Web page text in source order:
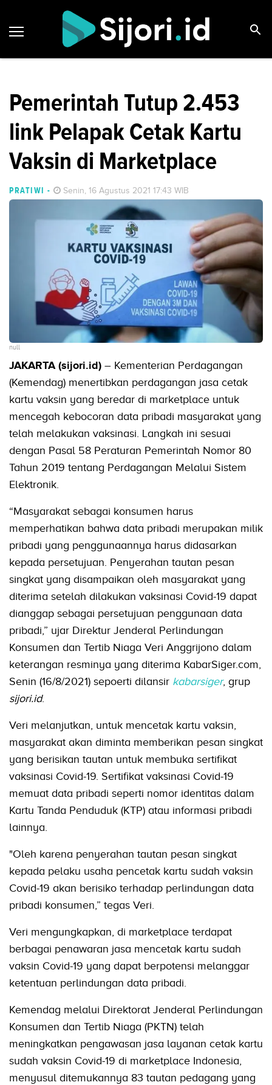
Pemerintah Tutup 2.453
link Pelapak Cetak Kartu
Vaksin di Marketplace
PRATIWI - Senin, 16 Agustus 2021 17:43 WIB
null
JAKARTA (sijori.id) – Kementerian Perdagangan
(Kemendag) menertibkan perdagangan jasa cetak
kartu vaksin yang beredar di marketplace untuk
mencegah kebocoran data pribadi masyarakat yang
telah melakukan vaksinasi. Langkah ini sesuai
dengan Pasal 58 Peraturan Pemerintah Nomor 80
Tahun 2019 tentang Perdagangan Melalui Sistem
Elektronik.
“Masyarakat sebagai konsumen harus
memperhatikan bahwa data pribadi merupakan milik
pribadi yang penggunaannya harus didasarkan
kepada persetujuan. Penyerahan tautan pesan
singkat yang disampaikan oleh masyarakat yang
diterima setelah dilakukan vaksinasi Covid-19 dapat
dianggap sebagai persetujuan penggunaan data
pribadi,” ujar Direktur Jenderal Perlindungan
Konsumen dan Tertib Niaga Veri Anggrijono dalam
keterangan resminya yang diterima KabarSiger.com,
Senin (16/8/2021) sepoerti dilansir kabarsiger, grup
sijori.id.
Veri melanjutkan, untuk mencetak kartu vaksin,
masyarakat akan diminta memberikan pesan singkat
yang berisikan tautan untuk membuka sertifikat
vaksinasi Covid-19. Sertifikat vaksinasi Covid-19
memuat data pribadi seperti nomor identitas dalam
Kartu Tanda Penduduk (KTP) atau informasi pribadi
lainnya.
"Oleh karena penyerahan tautan pesan singkat
kepada pelaku usaha pencetak kartu sudah vaksin
Covid-19 akan berisiko terhadap perlindungan data
pribadi konsumen,” tegas Veri.
Veri mengungkapkan, di marketplace terdapat
berbagai penawaran jasa mencetak kartu sudah
vaksin Covid-19 yang dapat berpotensi melanggar
ketentuan perlindungan data pribadi.
Kemendag melalui Direktorat Jenderal Perlindungan
Konsumen dan Tertib Niaga (PKTN) telah
meningkatkan pengawasan jasa layanan cetak kartu
sudah vaksin Covid-19 di marketplace Indonesia,
menyusul ditemukannya 83 tautan pedagang yang